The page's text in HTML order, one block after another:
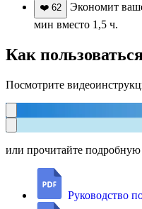
❤️ 62
Экономит
мин вместо 1,5 ч.
Как
Посмотрите
или прочитайте
Руководство